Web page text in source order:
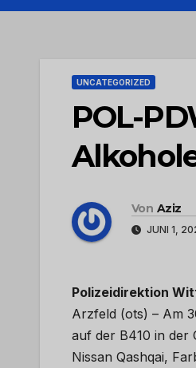
UNCATEGORIZED
POL-
Von Aziz
JUNI 1,
Polizeidirektion
Arzfeld (ots) – Am
auf der B410 in der
Nissan Qashqai,